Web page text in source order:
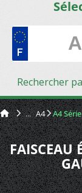
A4 A4
FAISCEAU